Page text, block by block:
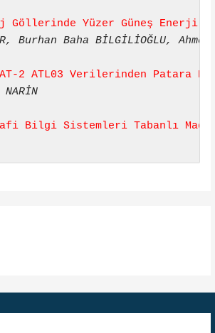
Göllerinde Yüzer Güneş Enerji
Burhan Baha BİLGİLİOĞLU, Ahmet
2 ATL03 Verilerinden Patara
Bilgi Sistemleri Tabanlı